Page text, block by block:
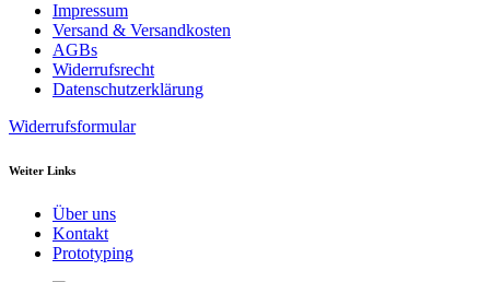
Impressum
Versand & Versandkosten
AGBs
Widerrufsrecht
Datenschutzerklärung
Widerrufsformular
Weiter Links
Über uns
Kontakt
Prototyping